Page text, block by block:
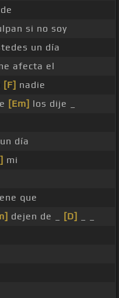
si no soy
un día
afecta el
[F] nadie
[Em] los dije _
día
mi
que
dejen de _ [D]